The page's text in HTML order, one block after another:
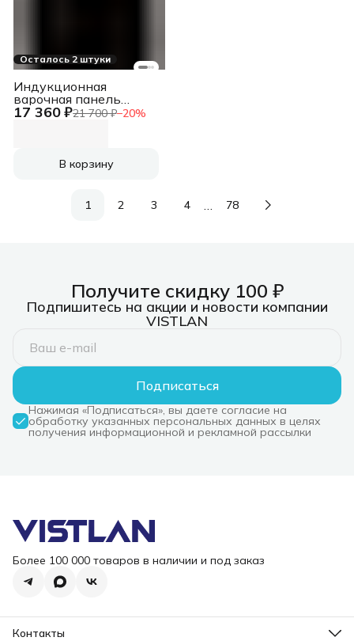
Осталось 2 штуки
17 360 ₽21 700 ₽−20%
Индукционная
варочная панель
Weissgauff HI 430 BFZ
В корзину
1 2 3 4 … 78
Получите скидку 100 ₽
Подпишитесь на акции и новости компании
VISTLAN
Подписаться
Нажимая «Подписаться», вы даете согласие на
обработку указанных персональных данных в целях
получения информационной и рекламной рассылки
Более 100 000 товаров в наличии и под заказ
Контакты